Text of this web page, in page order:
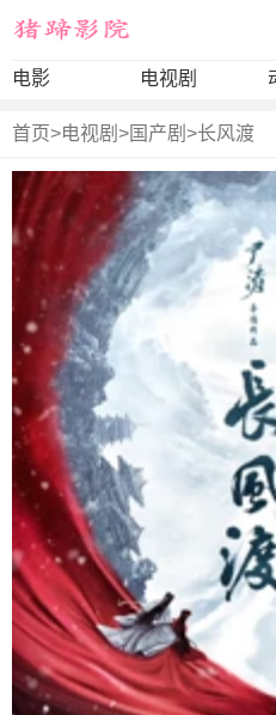
电影 电视剧
首页>电视剧 >国产剧 >长风渡